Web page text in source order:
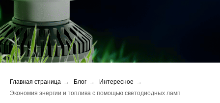
Главная страница → Блог → Интересное →
Экономия энергии и топлива с помощью светодиодных ламп